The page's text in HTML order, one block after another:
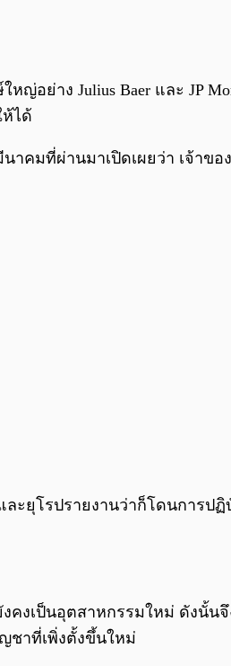
ญ่อย่าง Julius Baer และ JP
ได้
นาคมที่ผ่านมาเปิดเผยว่า เจ้า
ะยุโรปรายงานว่าก็โดนการปฏิ
งคงเป็นอุตสาหกรรมใหม่ ดังนั้น
ชาที่เพิ่งตั้งขึ้นใหม่